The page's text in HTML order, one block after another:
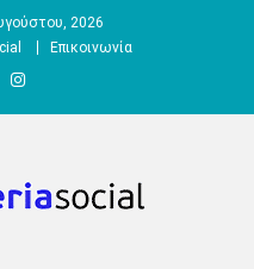
2026
Επικοινωνία